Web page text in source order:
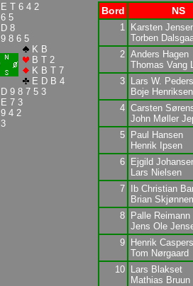
E T 6 4 2
6 5
D 8
9 8 6 5
K B
B T 2
K B T 7
E D B 4
D 9 8 7 5 3
E 7 3
9 4 2
3
Bord NS
1
Karsten
Torben
2 Anders Hagen
Thomas Vang
3
Lars W.
Boje Henriksen
4 Carsten
John Møller
5
Paul Hansen
Henrik Ipsen
6
Ejgild
Lars Nielsen
7
Ib Christian
Brian
8
Palle Reimann
Jens Ole
9
Henrik
Tom Nørgaard
10
Lars Blakset
Mathias Bruun